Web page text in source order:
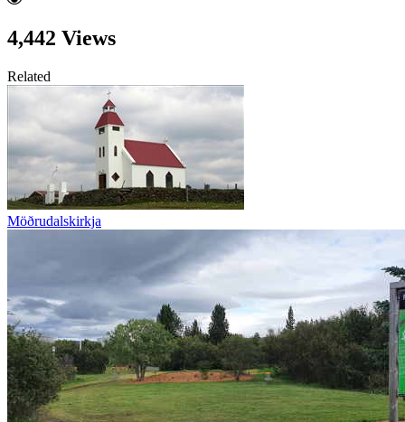
4,442 Views
Related
Möðrudalskirkja